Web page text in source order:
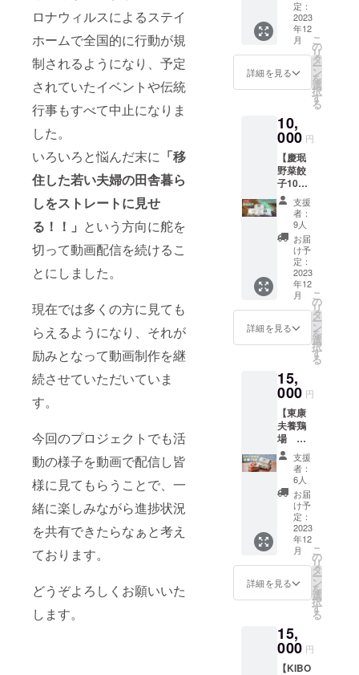
ロナウィルスによるステイ
ホームで全国的に行動が規
制されるようになり、予定
されていたイベントや伝統
行事もすべて中止になりま
した。
いろいろと悩んだ末に 「移
住した若い夫婦の田舎暮ら
しをストレートに見せ
る！！」 という方向に舵を
切って動画配信を続けるこ
とにしました。
現在では多くの方に見ても
らえるようになり、それが
励みとなって動画制作を継
続させていただいていま
す。
今回のプロジェクトでも活
動の様子を動画で配信し皆
様に見てもらうことで、一
緒に楽しみながら進捗状況
を共有できたらなぁと考え
ております。
どうぞよろしくお願いいた
します。
紙1枚
カレン
ダー:
12ヶ月
【 材質
】 ・カ
にオン
デマン
ド印刷
書き
込みや
すい上
質紙を
使用 【
サイズ
（内
寸） 】
・カレ
ンダー
写真は
見本で
は変更
する可
能性が
ありま
す。
け、風
通しの
よう場
所に保
存して
くださ
品到着
後、お
早めに
お召し
上がり
くださ
い。 ※
鮮度を
保つた
め土の
付いた
状態で
発送さ
せてい
ただき
なんで
す。 新
鮮なイ
チゴと
ペース
トを凍
削り出
した超
ラルな
削りイ
チゴで
す！！
水は一
切使わ
ないと
いうこ
だわ
り。 イ
チゴ本
来の甘
さとつ
ぶつぶ
る人が
続出。
もちろ
ん練乳
をかけ
ていた
だくの
もGood
現在は
県内の
いろん
なイベ
ントに
キッチ
ンカー
し高い
評価を
ります♪
今回は4
カップ
ロジェ
クトの
ために
メン
バーみ
んなで
作ったT
す！！
活動の
時はも
ちろ
ん、普
段着と
しても
使える
ように
シンプ
ルなデ
ザイン
にしま
した。
サイ
ズ：
S/M/L/X
ベー
ジュ 素
5.6oz /
綿100％
※肩幅と
身幅が
大きめ
のTシャ
ツにな
ります
※カラー
はライ
トベー
ジュの
みです
※サイズ
L XL
身丈 :67
70 73
定：
2023
年12
月
詳細を見る
こ
の
リ
タ
ー
ン
を
選
択
す
る
10,
000 円
【慶珉
野菜餃
子10個
入×3
パッ
ク】
「野菜
餃子」
はその
名の通
り肉を
使用せ
ず、具
は野菜
の
シーな
のにヤ
ミツキ
になる
美味し
さは慶
珉の名
物で
す。国
産野菜
にこだ
わっ
て、創
業以来
作り続
けた伝
統の味
いです♪
この機
非一度
支援
者：
9人
お届
け予
定：
2023
年12
月
詳細を見る
こ
の
リ
タ
ー
ン
を
選
択
す
る
15,
000 円
【東康
夫養鶏
場 康
卵の卵
30個】
「康
卵」は
発酵食
と豊か
な湧き
水で丁
寧に育
てられ
た鶏か
ら生ま
たまご
特有の
生臭さ
が無
支援
者：
6人
お届
け予
定：
2023
年12
月
詳細を見る
こ
の
リ
タ
ー
ン
を
選
択
す
る
15,
000 円
【KIBO